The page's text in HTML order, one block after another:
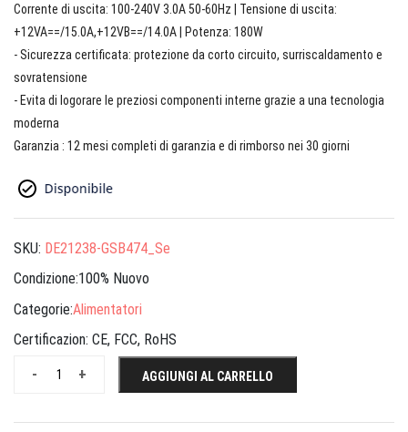
Corrente di uscita: 100-240V 3.0A 50-60Hz | Tensione di uscita:
+12VA==/15.0A,+12VB==/14.0A | Potenza: 180W
- Sicurezza certificata: protezione da corto circuito, surriscaldamento e
sovratensione
- Evita di logorare le preziosi componenti interne grazie a una tecnologia
moderna
Garanzia : 12 mesi completi di garanzia e di rimborso nei 30 giorni
SKU: DE21238-GSB474_Se
Condizione:100% Nuovo
Categorie:Alimentatori
Certificazion: CE, FCC, RoHS
+
- AGGIUNGI AL CARRELLO